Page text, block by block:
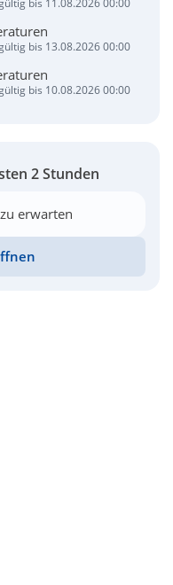
bis 11.08.2026 00:00
bis 13.08.2026 00:00
bis 10.08.2026 00:00
2 Stunden
erwarten